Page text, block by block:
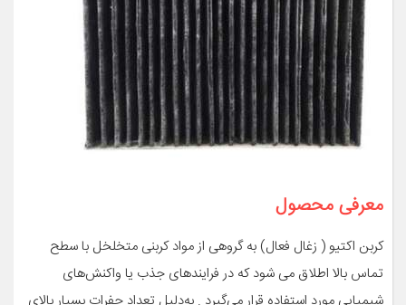
معرفی محصول
کربن اکتیو ( زغال فعال) به گروهی از مواد کربنی متخلخل با سطح
تماس بالا اطلاق می شود که در فرایندهای جذب یا واکنش‌های